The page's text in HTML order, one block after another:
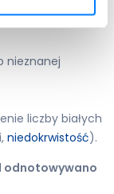
nieznanej
liczby białych
niedokrwistość).
odnotowywano